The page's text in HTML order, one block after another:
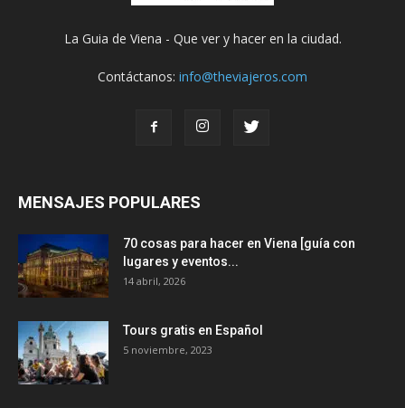
La Guia de Viena - Que ver y hacer en la ciudad.
Contáctanos: info@theviajeros.com
MENSAJES POPULARES
70 cosas para hacer en Viena [guía con
lugares y eventos...
14 abril, 2026
Tours gratis en Español
5 noviembre, 2023